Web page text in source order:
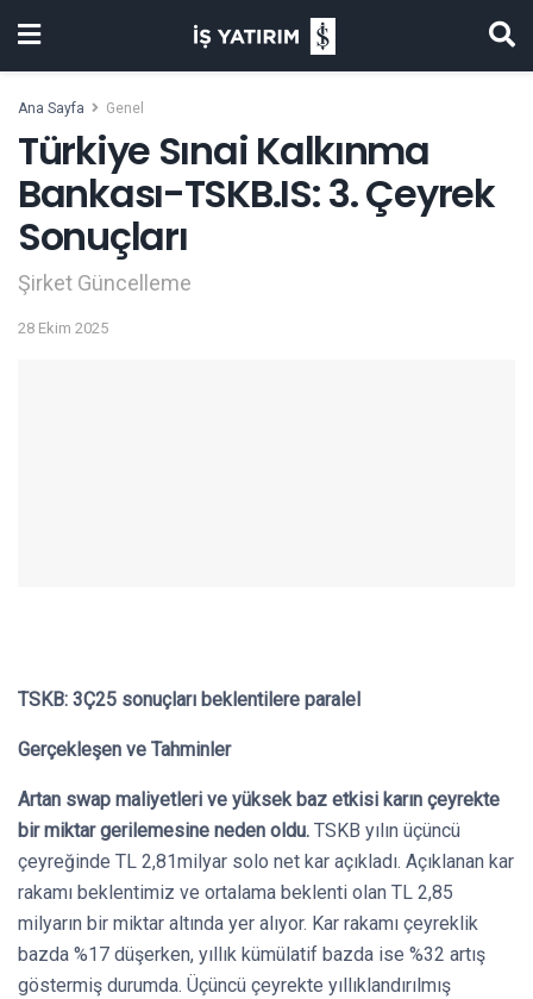
Ana Sayfa Genel
Türkiye Sınai Kalkınma
Bankası-TSKB.IS: 3. Çeyrek
Sonuçları
Şirket Güncelleme
28 Ekim 2025
TSKB: 3Ç25 sonuçları beklentilere paralel
Gerçekleşen ve Tahminler
Artan swap maliyetleri ve yüksek baz etkisi karın çeyrekte
bir miktar gerilemesine neden oldu. TSKB yılın üçüncü
çeyreğinde TL 2,81milyar solo net kar açıkladı. Açıklanan kar
rakamı beklentimiz ve ortalama beklenti olan TL 2,85
milyarın bir miktar altında yer alıyor. Kar rakamı çeyreklik
bazda %17 düşerken, yıllık kümülatif bazda ise %32 artış
göstermiş durumda. Üçüncü çeyrekte yıllıklandırılmış